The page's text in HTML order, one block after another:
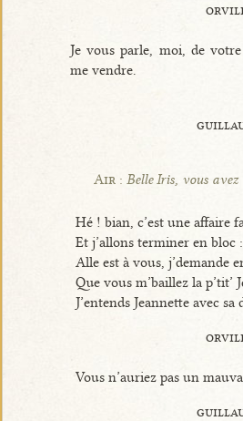
Je vous parle, moi, de
me vendre.
Air : Belle Iris, vous
Hé ! bian, c’est une affaire
Et j’allons terminer en bloc :
Alle est à vous, j’demande
Que vous m’baillez la p’tit’
J’entends Jeannette avec sa
Vous n’auriez pas un